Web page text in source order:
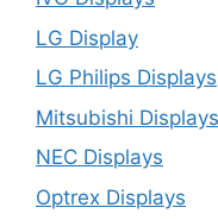
LG Display
LG Philips Displays
Mitsubishi Displays
NEC Displays
Optrex Displays